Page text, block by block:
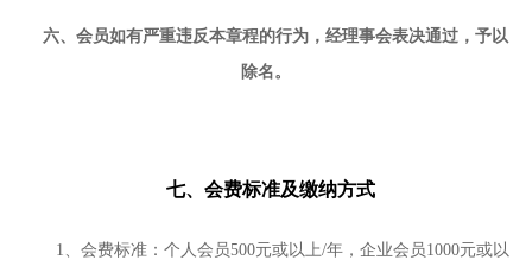
六、会员如有严重违反本章程的行为，经理事会表决通过，予以
除名。
七、会费标准及缴纳方式
1 、会费标准：个人会员500元或以上/年，企业会员1000元或以